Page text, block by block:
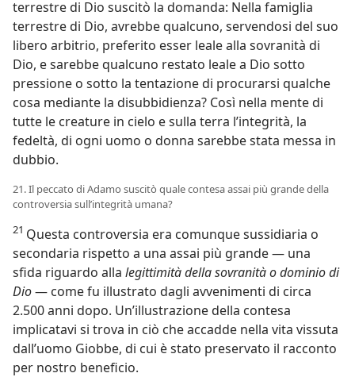
terrestre di Dio suscitò la domanda: Nella famiglia
terrestre di Dio, avrebbe qualcuno, servendosi del suo
libero arbitrio, preferito esser leale alla sovranità di
Dio, e sarebbe qualcuno restato leale a Dio sotto
pressione o sotto la tentazione di procurarsi qualche
cosa mediante la disubbidienza? Così nella mente di
tutte le creature in cielo e sulla terra l’integrità, la
fedeltà, di ogni uomo o donna sarebbe stata messa in
dubbio.
21. Il peccato di Adamo suscitò quale contesa assai più grande della
controversia sull’integrità umana?
21 Questa controversia era comunque sussidiaria o
secondaria rispetto a una assai più grande — una
sfida riguardo alla legittimità della sovranità o dominio di
Dio— come fu illustrato dagli avvenimenti di circa
2.500 anni dopo. Un’illustrazione della contesa
implicatavi si trova in ciò che accadde nella vita vissuta
dall’uomo Giobbe, di cui è stato preservato il racconto
per nostro beneficio.